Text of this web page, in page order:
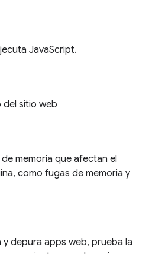
JavaScript.
del sitio web
memoria que afectan el
como fugas de memoria y
depura apps web, prueba la